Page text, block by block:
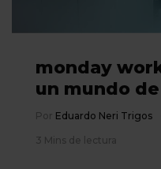
monday
un mundo
Por Eduardo Neri Trigos
3 Mins de lectura